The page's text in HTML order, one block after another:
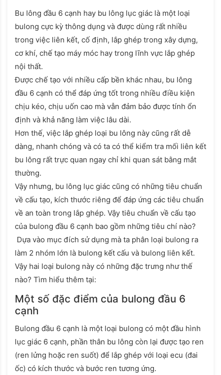
Bu lông đầu 6 cạnh hay bu lông lục giác là một loại
bulong cực kỳ thông dụng và được dùng rất nhiều
trong việc liên kết, cố định, lắp ghép trong xây dựng,
cơ khí, chế tạo máy móc hay trong lĩnh vực lắp ghép
nội thất.
Được chế tạo với nhiều cấp bền khác nhau, bu lông
đầu 6 cạnh có thể đáp ứng tốt trong nhiều điều kiện
chịu kéo, chịu uốn cao mà vẫn đảm bảo được tính ổn
định và khả năng làm việc lâu dài.
Hơn thế, việc lắp ghép loại bu lông này cũng rất dễ
dàng, nhanh chóng và có ta có thể kiểm tra mối liên kết
bu lông rất trực quan ngay chỉ khi quan sát bằng mắt
thường.
Vậy nhưng, bu lông lục giác cũng có những tiêu chuẩn
về cấu tạo, kích thước riêng để đáp ứng các tiêu chuẩn
về an toàn trong lắp ghép. Vậy tiêu chuẩn về cấu tạo
của bulong đầu 6 cạnh bao gồm những tiêu chí nào?
Dựa vào mục đích sử dụng mà ta phân loại bulong ra
làm 2 nhóm lớn là bulong kết cấu và bulong liên kết.
Vậy hai loại bulong này có những đặc trưng như thế
nào? Tìm hiểu thêm tại:
Một số đặc điểm của bulong đầu 6
cạnh
Bulong đầu 6 cạnh là một loại bulong có một đầu hình
lục giác 6 cạnh, phần thân bu lông còn lại được tạo ren
(ren lửng hoặc ren suốt) để lắp ghép với loại ecu (đai
ốc) có kích thước và bước ren tương ứng.